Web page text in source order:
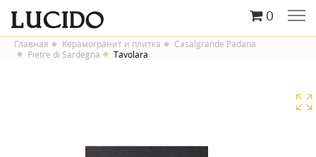
0
Главная Керамогранит и плитка
Casalgrande Padana
Pietre di Sardegna
Tavolara